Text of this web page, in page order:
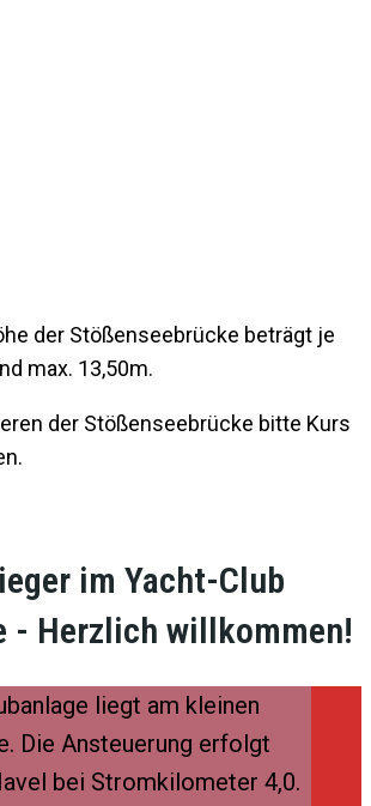
der Stößenseebrücke beträgt je
max. 13,50m.
der Stößenseebrücke bitte Kurs
im Yacht-Club
- Herzlich willkommen!
liegt am kleinen
Die Ansteuerung erfolgt
bei Stromkilometer 4,0.